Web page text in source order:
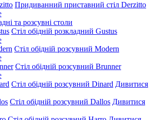
Придиванний приставний стіл Derzitto
та розсувні столи
Стіл обідній розкладний Gustus
Стіл обідній розсувний Modern
Стіл обідній розсувний Brunner
Стіл обідній розсувний Dinard Дивитися
Стіл обідній розсувний Dallos Дивитися